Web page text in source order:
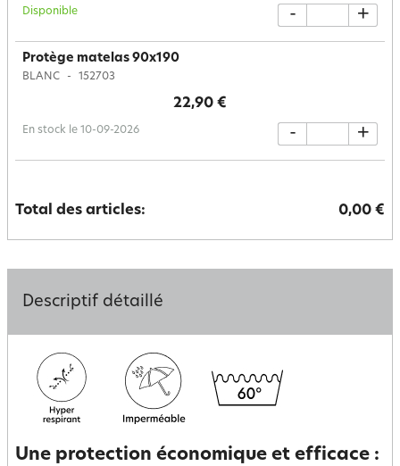
Disponible - +
Protège matelas 90x190
BLANC 152703
22,90 €
En stock le 10-09-2026 - +
Total des articles: 0,00 €
Descriptif détaillé
Une protection économique et efficace :